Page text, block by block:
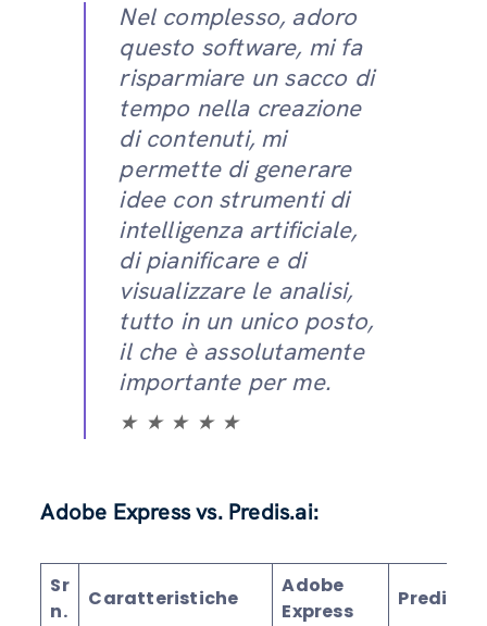
Nel complesso, adoro
questo software, mi fa
risparmiare un sacco di
tempo nella creazione
di contenuti, mi
permette di generare
idee con strumenti di
intelligenza artificiale,
di pianificare e di
visualizzare le analisi,
tutto in un unico posto,
il che è assolutamente
importante per me.
★ ★ ★ ★ ★
Adobe Express vs. Predis.ai:
Sr
n.
Caratteristiche
Adobe
Express
Predis.ai